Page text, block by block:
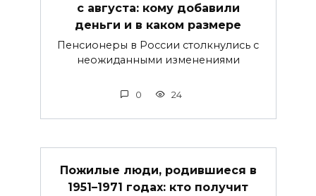
с августа: кому добавили
деньги и в каком размере
Пенсионеры в России столкнулись с
неожиданными изменениями
0 24
Пожилые люди, родившиеся в
1951–1971 годах: кто получит